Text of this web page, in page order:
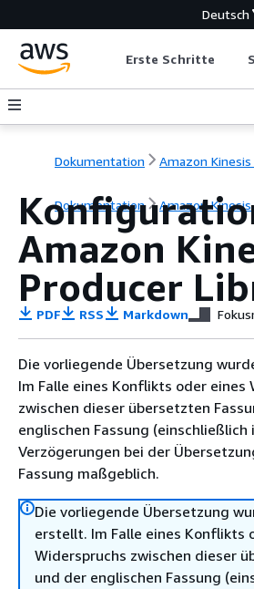
Deutsch
Erste Schritte
Dokumentation Amazon
Dokumentation Amazon Kinesis
Amazon
Producer
PDF RSS Markdown
Die vorliegende Übersetzung
Im Falle eines Konflikts oder eines
zwischen dieser übersetzten
englischen Fassung
Verzögerungen bei der
Fassung maßgeblich.
Die vorliegende Übersetzung
erstellt. Im Falle eines Konflikts
Widerspruchs zwischen dieser
und der englischen Fassung